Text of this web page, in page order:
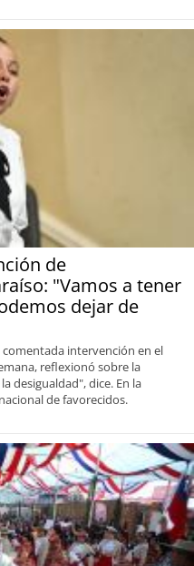
de
"Vamos a tener
dejar de
intervención en el
reflexionó sobre la
desigualdad", dice. En la
de favorecidos.